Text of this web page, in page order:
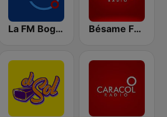
La FM Bogotá Bésame FM Bogotá